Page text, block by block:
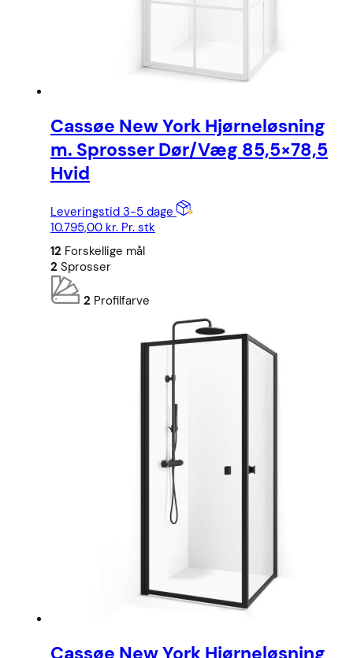
Cassøe New York Hjørneløsning
m. Sprosser Dør/Væg 85,5×78,5
Hvid
Leveringstid 3-5 dage
10.795,00 kr. Pr. stk
12 Forskellige mål
2 Sprosser
2 Profilfarve